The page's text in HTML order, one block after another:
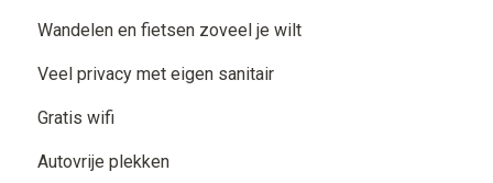
Wandelen en fietsen zoveel je wilt
Veel privacy met eigen sanitair
Gratis wifi
Autovrije plekken